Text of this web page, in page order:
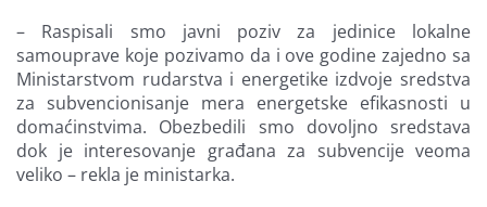
– Raspisali smo javni poziv za jedinice lokalne
samouprave koje pozivamo da i ove godine zajedno sa
Ministarstvom rudarstva i energetike izdvoje sredstva
za subvencionisanje mera energetske efikasnosti u
domaćinstvima. Obezbedili smo dovoljno sredstava
dok je interesovanje građana za subvencije veoma
veliko – rekla je ministarka.